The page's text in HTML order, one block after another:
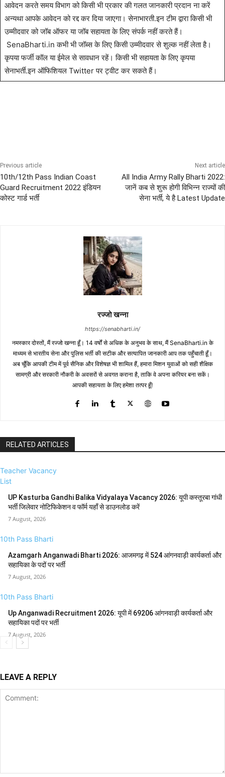
आवेदन करते समय विभाग को किसी भी प्रकार की गलत जानकारी प्रदान ना करें
अन्यथा आपके आवेदन को रद्द कर दिया जाएगा। सेनाभारती.इन टीम द्वारा किसी भी
उम्मीदवार को जॉब ऑफर या जॉब सहायता के लिए संपर्क नहीं करते हैं।
SenaBharti.in कभी भी जॉब्स के लिए किसी उम्मीदवार से शुल्क नहीं लेता है।
कृपया फर्जी कॉल या ईमेल से सावधान रहें। किसी भी सहायता के लिए कृपया
सेनाभर्ती.इन ऑफिशियल Twitter पर ट्वीट कर सकते हैं।
Previous article
10th/12th Pass Indian Coast
Guard Recruitment 2022 इंडियन
कोस्ट गार्ड भर्ती
Next article
All India Army Rally Bharti 2022:
जानें कब से शुरू होगी विभिन्न राज्यों की
सेना भर्ती, ये है Latest Update
रज्जो खन्ना
https://senabharti.in/
नमस्कार दोस्तों, मैं रज्जो खन्ना हूँ। 14 वर्षों से अधिक के अनुभव के साथ, मैं SenaBharti.in के
माध्यम से भारतीय सेना और पुलिस भर्ती की सटीक और सत्यापित जानकारी आप तक पहुँचाती हूँ।
अब चूँकि आपकी टीम में पूर्व सैनिक और विशेषज्ञ भी शामिल हैं, हमारा मिशन युवाओं को सही शैक्षिक
सामग्री और सरकारी नौकरी के अवसरों से अवगत कराना है, ताकि वे अपना करियर बना सकें।
आपकी सहायता के लिए हमेशा तत्पर हूँ!
RELATED ARTICLES
Teacher Vacancy
List
UP Kasturba Gandhi Balika Vidyalaya Vacancy 2026: यूपी कस्तूरबा गांधी
भर्ती जिलेवार नोटिफिकेशन व फॉर्म यहाँ से डाउनलोड करें
7 August, 2026
10th Pass Bharti
Azamgarh Anganwadi Bharti 2026: आजमगढ़ में 524 आंगनवाड़ी कार्यकर्ता और
सहायिका के पदों पर भर्ती
7 August, 2026
10th Pass Bharti
Up Anganwadi Recruitment 2026: यूपी में 69206 आंगनवाड़ी कार्यकर्ता और
सहायिका पदों पर भर्ती
7 August, 2026
LEAVE A REPLY